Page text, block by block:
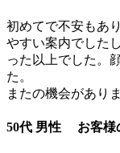
初めてで不安もあ
やすい案内でした
った以上でした。
た。
またの機会があり
50代 男性 お客様